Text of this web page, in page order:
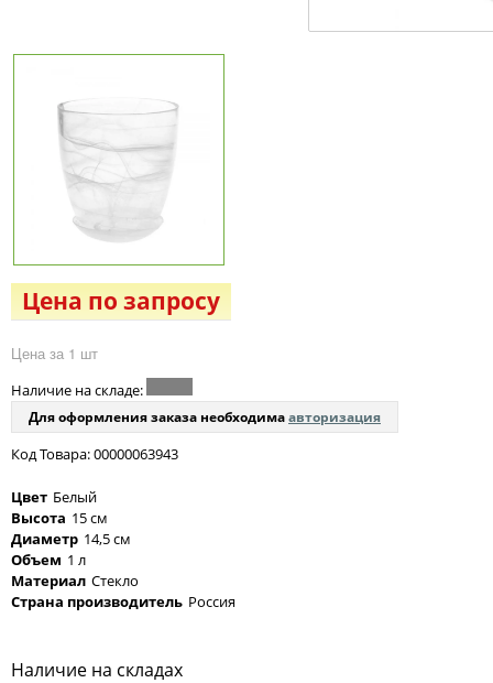
Цена по запросу
Цена за 1 шт
Наличие на складе:
Для оформления заказа необходимаавторизация
Код Товара: 00000063943
Цвет Белый
Высота 15 см
Диаметр 14,5 см
Объем 1 л
Материал Стекло
Страна производитель Россия
Наличие на складах